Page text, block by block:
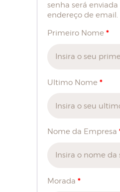
MINHA CONTA
senha será enviada
endereço de email.
Primeiro Nome *
Ultimo Nome *
Nome da Empresa
Morada *